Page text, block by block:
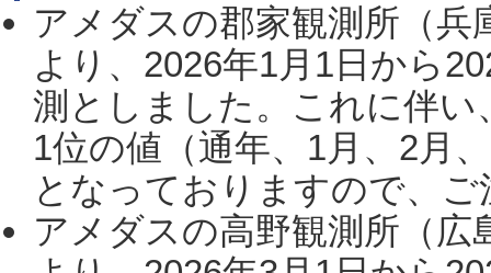
アメダスの郡家観測所（
より、2026年1月1日から
測としました。これに伴い
1位の値（通年、1月、2月
となっておりますので、
アメダスの高野観測所（